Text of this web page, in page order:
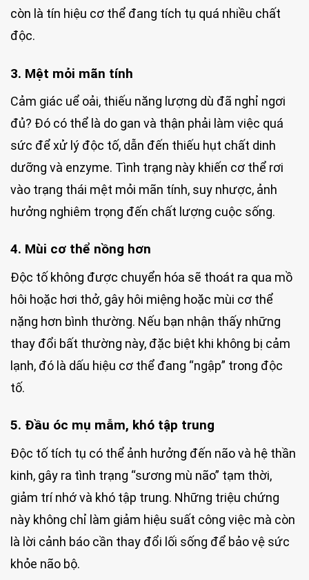
còn là tín hiệu cơ thể đang tích tụ quá nhiều chất
độc.
3. Mệt mỏi mãn tính
Cảm giác uể oải, thiếu năng lượng dù đã nghỉ ngơi
đủ? Đó có thể là do gan và thận phải làm việc quá
sức để xử lý độc tố, dẫn đến thiếu hụt chất dinh
dưỡng và enzyme. Tình trạng này khiến cơ thể rơi
vào trạng thái mệt mỏi mãn tính, suy nhược, ảnh
hưởng nghiêm trọng đến chất lượng cuộc sống.
4. Mùi cơ thể nồng hơn
Độc tố không được chuyển hóa sẽ thoát ra qua mồ
hôi hoặc hơi thở, gây hôi miệng hoặc mùi cơ thể
nặng hơn bình thường. Nếu bạn nhận thấy những
thay đổi bất thường này, đặc biệt khi không bị cảm
lạnh, đó là dấu hiệu cơ thể đang “ngập” trong độc
tố.
5. Đầu óc mụ mẫm, khó tập trung
Độc tố tích tụ có thể ảnh hưởng đến não và hệ thần
kinh, gây ra tình trạng “sương mù não” tạm thời,
giảm trí nhớ và khó tập trung. Những triệu chứng
này không chỉ làm giảm hiệu suất công việc mà còn
là lời cảnh báo cần thay đổi lối sống để bảo vệ sức
khỏe não bộ.